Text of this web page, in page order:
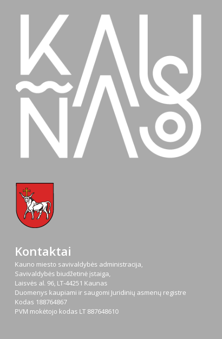
Kontaktai
Kauno miesto savivaldybės administracija,
Savivaldybės biudžetinė įstaiga,
Laisvės al. 96, LT-44251 Kaunas
Duomenys kaupiami ir saugomi Juridinių asmenų registre
Kodas 188764867
PVM mokėtojo kodas LT 887648610